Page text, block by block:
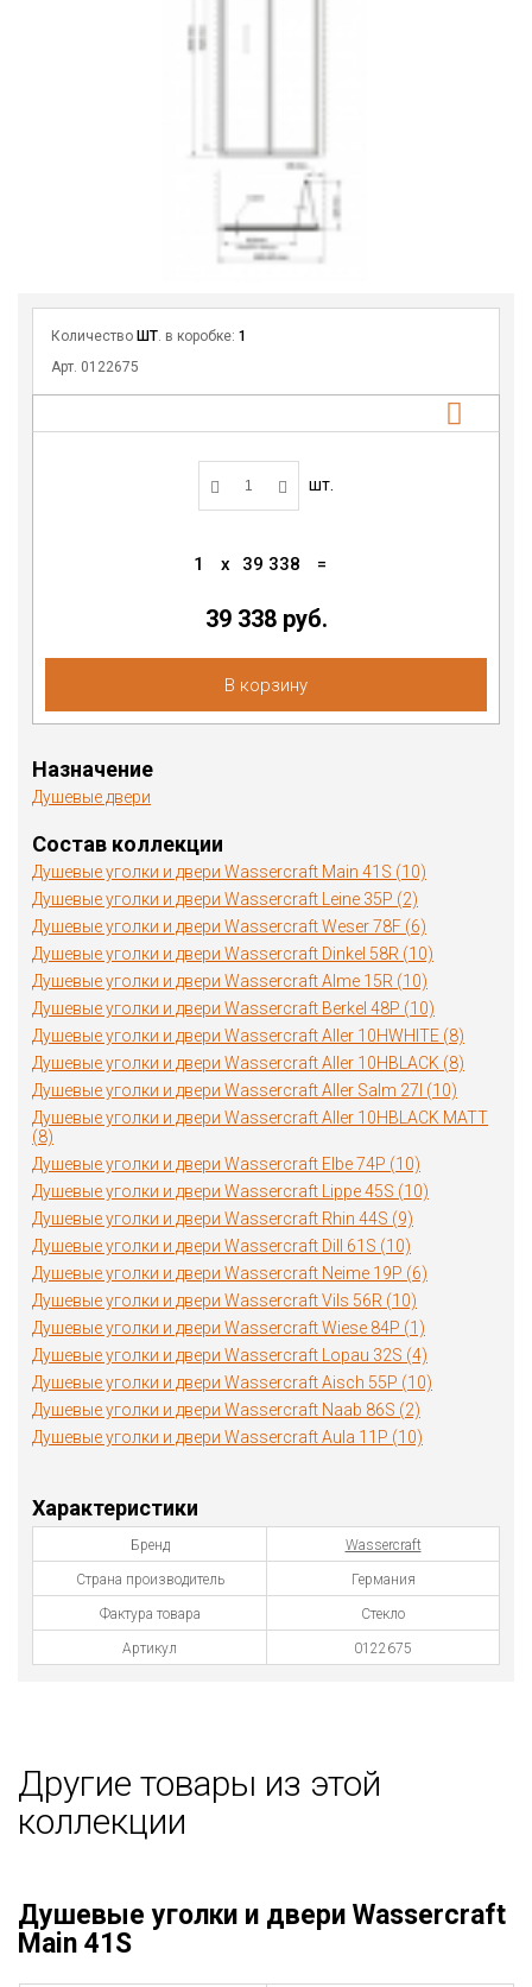
Количество ШТ. в коробке: 1
Арт. 0122675
шт.
1 x 39 338 =
39 338 руб.
В корзину
Назначение
Душевые двери
Состав коллекции
Душевые уголки и двери Wassercraft Main 41S (10)
Душевые уголки и двери Wassercraft Leine 35P (2)
Душевые уголки и двери Wassercraft Weser 78F (6)
Душевые уголки и двери Wassercraft Dinkel 58R (10)
Душевые уголки и двери Wassercraft Alme 15R (10)
Душевые уголки и двери Wassercraft Berkel 48P (10)
Душевые уголки и двери Wassercraft Aller 10HWHITE (8)
Душевые уголки и двери Wassercraft Aller 10HBLACK (8)
Душевые уголки и двери Wassercraft Aller Salm 27I (10)
Душевые уголки и двери Wassercraft Aller 10HBLACK MATT
(8)
Душевые уголки и двери Wassercraft Elbe 74P (10)
Душевые уголки и двери Wassercraft Lippe 45S (10)
Душевые уголки и двери Wassercraft Rhin 44S (9)
Душевые уголки и двери Wassercraft Dill 61S (10)
Душевые уголки и двери Wassercraft Neime 19P (6)
Душевые уголки и двери Wassercraft Vils 56R (10)
Душевые уголки и двери Wassercraft Wiese 84P (1)
Душевые уголки и двери Wassercraft Lopau 32S (4)
Душевые уголки и двери Wassercraft Aisch 55P (10)
Душевые уголки и двери Wassercraft Naab 86S (2)
Душевые уголки и двери Wassercraft Aula 11P (10)
Характеристики
Бренд Wassercraft
Страна производитель Германия
Фактура товара Стекло
Артикул 0122675
Другие товары из этой
коллекции
Душевые уголки и двери Wassercraft
Main 41S